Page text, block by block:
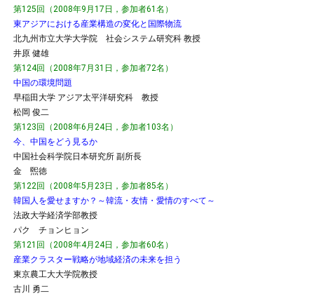
第125回（2008年9月17日，参加者61名）
東アジアにおける産業構造の変化と国際物流
北九州市立大学大学院 社会システム研究科 教授
井原 健雄
第124回（2008年7月31日，参加者72名）
中国の環境問題
早稲田大学 アジア太平洋研究科 教授
松岡 俊二
第123回（2008年6月24日，参加者103名）
今、中国をどう見るか
中国社会科学院日本研究所 副所長
金 煕徳
第122回（2008年5月23日，参加者85名）
韓国人を愛せますか？～韓流・友情・愛情のすべて～
法政大学経済学部教授
パク チョンヒョン
第121回（2008年4月24日，参加者60名）
産業クラスター戦略が地域経済の未来を担う
東京農工大大学院教授
古川 勇二